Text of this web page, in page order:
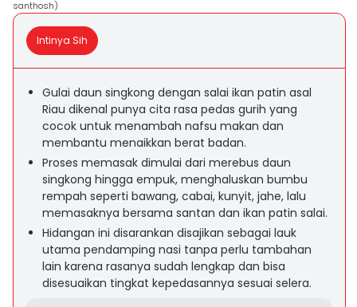
santhosh)
Intinya Sih
Gulai daun singkong dengan salai ikan patin asal
Riau dikenal punya cita rasa pedas gurih yang
cocok untuk menambah nafsu makan dan
membantu menaikkan berat badan.
Proses memasak dimulai dari merebus daun
singkong hingga empuk, menghaluskan bumbu
rempah seperti bawang, cabai, kunyit, jahe, lalu
memasaknya bersama santan dan ikan patin salai.
Hidangan ini disarankan disajikan sebagai lauk
utama pendamping nasi tanpa perlu tambahan
lain karena rasanya sudah lengkap dan bisa
disesuaikan tingkat kepedasannya sesuai selera.